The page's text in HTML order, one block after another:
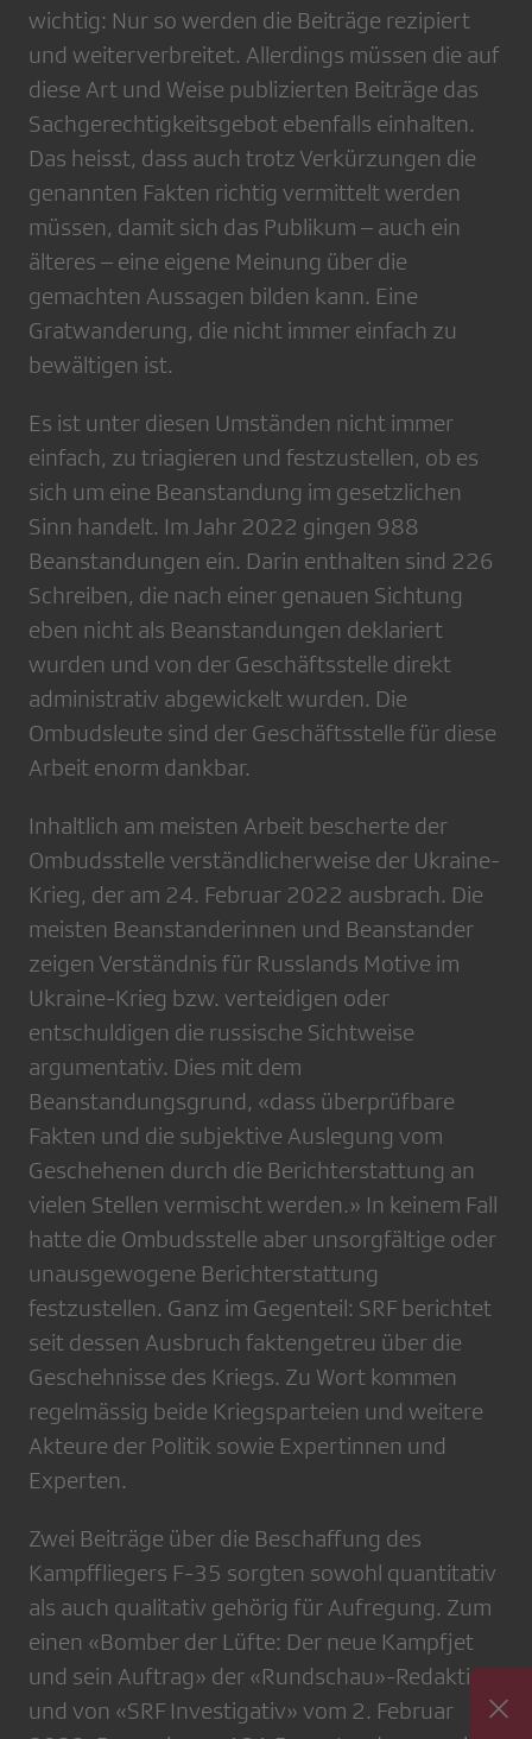
wichtig: Nur so werden die Beiträge rezipiert
und weiterverbreitet. Allerdings müssen die auf
diese Art und Weise publizierten Beiträge das
Sachgerechtigkeitsgebot ebenfalls einhalten.
Das heisst, dass auch trotz Verkürzungen die
genannten Fakten richtig vermittelt werden
müssen, damit sich das Publikum – auch ein
älteres – eine eigene Meinung über die
gemachten Aussagen bilden kann. Eine
Gratwanderung, die nicht immer einfach zu
bewältigen ist.
Es ist unter diesen Umständen nicht immer
einfach, zu triagieren und festzustellen, ob es
sich um eine Beanstandung im gesetzlichen
Sinn handelt. Im Jahr 2022 gingen 988
Beanstandungen ein. Darin enthalten sind 226
Schreiben, die nach einer genauen Sichtung
eben nicht als Beanstandungen deklariert
wurden und von der Geschäftsstelle direkt
administrativ abgewickelt wurden. Die
Ombudsleute sind der Geschäftsstelle für diese
Arbeit enorm dankbar.
Inhaltlich am meisten Arbeit bescherte der
Ombudsstelle verständlicherweise der Ukraine-
Krieg, der am 24. Februar 2022 ausbrach. Die
meisten Beanstanderinnen und Beanstander
zeigen Verständnis für Russlands Motive im
Ukraine-Krieg bzw. verteidigen oder
entschuldigen die russische Sichtweise
argumentativ. Dies mit dem
Beanstandungsgrund, «dass überprüfbare
Fakten und die subjektive Auslegung vom
Geschehenen durch die Berichterstattung an
vielen Stellen vermischt werden.» In keinem Fall
hatte die Ombudsstelle aber unsorgfältige oder
unausgewogene Berichterstattung
festzustellen. Ganz im Gegenteil: SRF berichtet
seit dessen Ausbruch faktengetreu über die
Geschehnisse des Kriegs. Zu Wort kommen
regelmässig beide Kriegsparteien und weitere
Akteure der Politik sowie Expertinnen und
Experten.
Zwei Beiträge über die Beschaffung des
Kampffliegers F-35 sorgten sowohl quantitativ
als auch qualitativ gehörig für Aufregung. Zum
einen «Bomber der Lüfte: Der neue Kampfjet
und sein Auftrag» der «Rundschau»-Redaktion
und von «SRF Investigativ» vom 2. Februar